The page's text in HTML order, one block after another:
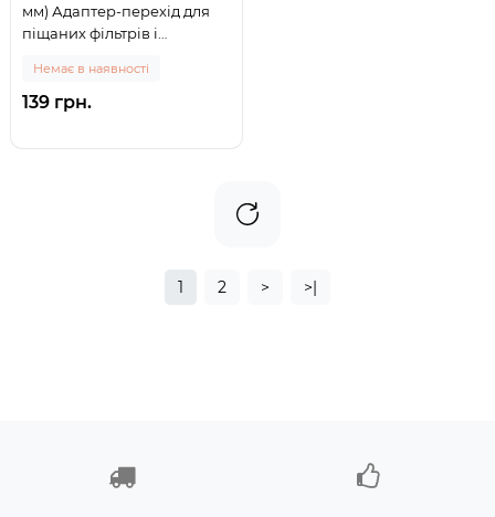
мм) Адаптер-перехід для
піщаних фільтрів і
Немає в наявності
139 грн.
1 2 > >|